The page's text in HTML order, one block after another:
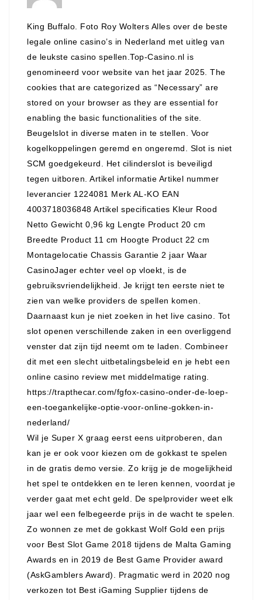
King Buffalo. Foto Roy Wolters Alles over de beste
legale online casino’s in Nederland met uitleg van
de leukste casino spellen.Top-Casino.nl is
genomineerd voor website van het jaar 2025. The
cookies that are categorized as “Necessary” are
stored on your browser as they are essential for
enabling the basic functionalities of the site.
Beugelslot in diverse maten in te stellen. Voor
kogelkoppelingen geremd en ongeremd. Slot is niet
SCM goedgekeurd. Het cilinderslot is beveiligd
tegen uitboren. Artikel informatie Artikel nummer
leverancier 1224081 Merk AL-KO EAN
4003718036848 Artikel specificaties Kleur Rood
Netto Gewicht 0,96 kg Lengte Product 20 cm
Breedte Product 11 cm Hoogte Product 22 cm
Montagelocatie Chassis Garantie 2 jaar Waar
CasinoJager echter veel op vloekt, is de
gebruiksvriendelijkheid. Je krijgt ten eerste niet te
zien van welke providers de spellen komen.
Daarnaast kun je niet zoeken in het live casino. Tot
slot openen verschillende zaken in een overliggend
venster dat zijn tijd neemt om te laden. Combineer
dit met een slecht uitbetalingsbeleid en je hebt een
online casino review met middelmatige rating.
https://trapthecar.com/fgfox-casino-onder-de-loep-
een-toegankelijke-optie-voor-online-gokken-in-
nederland/
Wil je Super X graag eerst eens uitproberen, dan
kan je er ook voor kiezen om de gokkast te spelen
in de gratis demo versie. Zo krijg je de mogelijkheid
het spel te ontdekken en te leren kennen, voordat je
verder gaat met echt geld. De spelprovider weet elk
jaar wel een felbegeerde prijs in de wacht te spelen.
Zo wonnen ze met de gokkast Wolf Gold een prijs
voor Best Slot Game 2018 tijdens de Malta Gaming
Awards en in 2019 de Best Game Provider award
(AskGamblers Award). Pragmatic werd in 2020 nog
verkozen tot Best iGaming Supplier tijdens de